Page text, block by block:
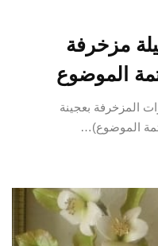
مزخرفة
الموضوع
المزخرفة بعجينة
الموضوع)…